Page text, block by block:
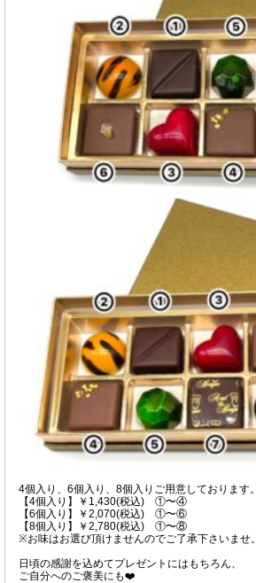
4個入り、6個入り、8個入りご用意しております。
【4個入り】￥1,430(税込) ①〜④
【6個入り】￥2,070(税込) ①〜⑥
【8個入り】￥2,780(税込) ①〜⑧
※お味はお選び頂けませんのでご了承下さいませ。⁡
日頃の感謝を込めてプレゼントにはもちろん、
ご自分へのご褒美にも❤️